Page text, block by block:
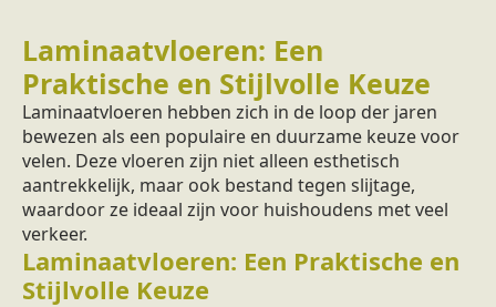
Laminaatvloeren: Een
Praktische en Stijlvolle Keuze
Laminaatvloeren hebben zich in de loop der jaren
bewezen als een populaire en duurzame keuze voor
velen. Deze vloeren zijn niet alleen esthetisch
aantrekkelijk, maar ook bestand tegen slijtage,
waardoor ze ideaal zijn voor huishoudens met veel
verkeer.
Laminaatvloeren: Een Praktische en
Stijlvolle Keuze